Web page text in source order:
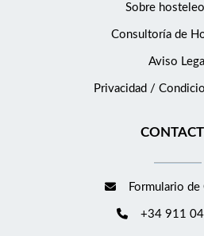
Sobre
Consultoría de
Aviso Legal
Privacidad /
Formulario de
+34 911